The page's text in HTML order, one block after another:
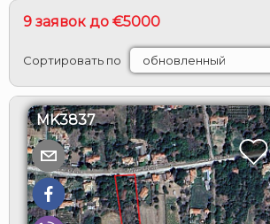
9 заявок до €5000
Сортировать по
MK3837